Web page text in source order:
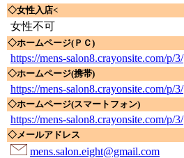
◇女性入店<
女性不可
◇ホームページ(ＰＣ)
https://mens-salon8.crayonsite.com/p/3/
◇ホームページ(携帯)
https://mens-salon8.crayonsite.com/p/3/
◇ホームページ(スマートフォン)
https://mens-salon8.crayonsite.com/p/3/
◇メールアドレス
mens.salon.eight@gmail.com